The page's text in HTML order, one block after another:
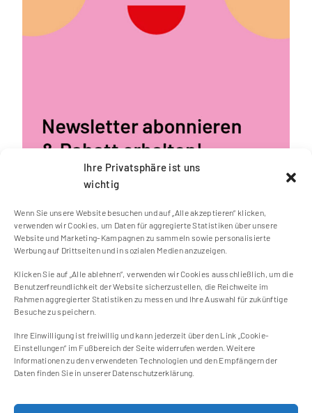
Ihre Privatsphäre ist uns
wichtig
Wenn Sie unsere Website besuchen und auf „Alle akzeptieren“ klicken,
verwenden wir Cookies, um Daten für aggregierte Statistiken über unsere
Website und Marketing-Kampagnen zu sammeln sowie personalisierte
Werbung auf Drittseiten und in sozialen Medien anzuzeigen.
Klicken Sie auf „Alle ablehnen“, verwenden wir Cookies ausschließlich, um die
Benutzerfreundlichkeit der Website sicherzustellen, die Reichweite im
Rahmen aggregierter Statistiken zu messen und Ihre Auswahl für zukünftige
Besuche zu speichern.
Ihre Einwilligung ist freiwillig und kann jederzeit über den Link „Cookie-
Einstellungen“ im Fußbereich der Seite widerrufen werden. Weitere
Informationen zu den verwendeten Technologien und den Empfängern der
Daten finden Sie in unserer Datenschutzerklärung.
Kontakt
Impressum
Cookie Einstellungen
Datenschutzerklärung
Cookie-Richtlinie (EU)